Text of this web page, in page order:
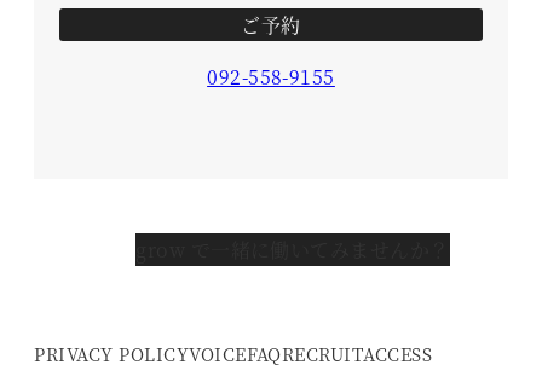
ご予約
092-558-9155
PRIVACY POLICYVOICEFAQRECRUITACCESS